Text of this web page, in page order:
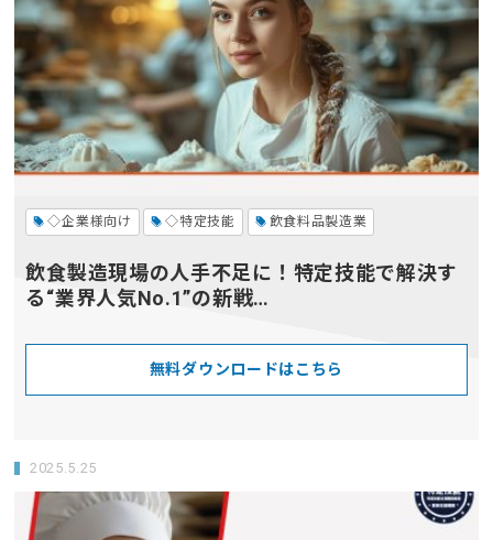
◇企業様向け ◇特定技能 飲食料品製造業
飲食製造現場の人手不足に！特定技能で解決す
る“業界人気No.1”の新戦…
無料ダウンロードはこちら
2025.5.25